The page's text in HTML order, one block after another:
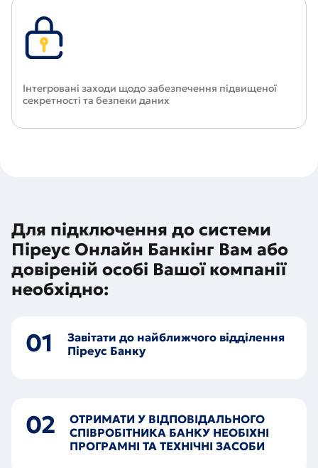
Iнтегровані заходи щодо забезпечення підвищеної
секретності та безпеки даних
Для підключення до системи
Піреус Онлайн Банкінг Вам або
довіреній особі Вашої компанії
необхідно:
01
Завітати до найближчого відділення
Піреус Банку
02
ОТРИМАТИ У ВІДПОВІДАЛЬНОГО
СПІВРОБІТНИКА БАНКУ НЕОБІХНІ
ПРОГРАМНІ ТА ТЕХНІЧНІ ЗАСОБИ